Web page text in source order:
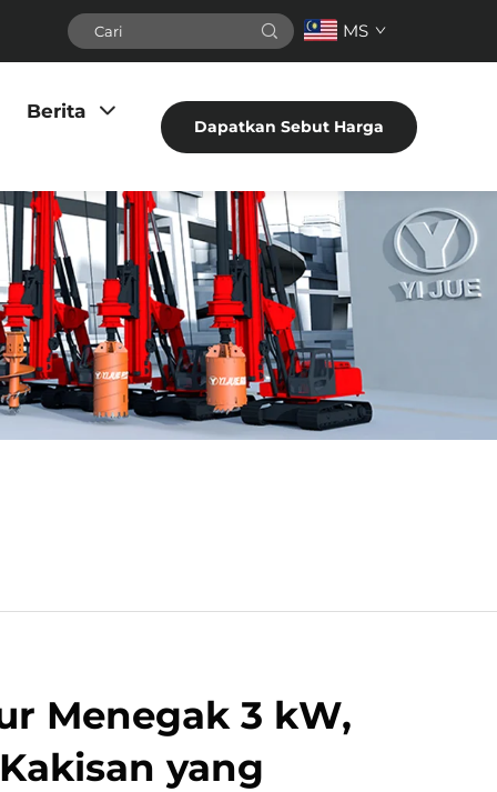
MS
Berita
Dapatkan Sebut Harga
Menegak 3 kW,
yang